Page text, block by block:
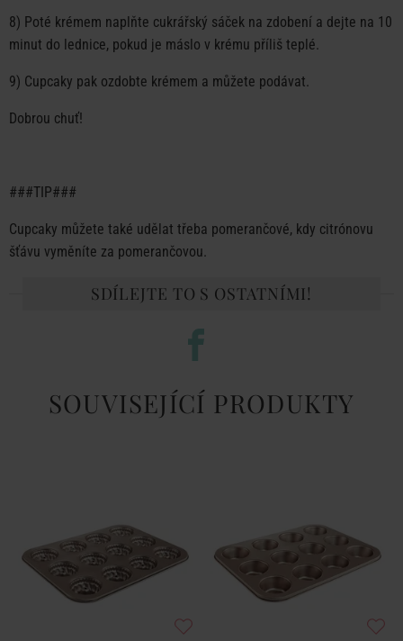
8) Poté krémem naplňte cukrářský sáček na zdobení a dejte na 10
minut do lednice, pokud je máslo v krému příliš teplé.
9) Cupcaky pak ozdobte krémem a můžete podávat.
Dobrou chuť!
###TIP###
Cupcaky můžete také udělat třeba pomerančové, kdy citrónovu
šťávu vyměníte za pomerančovou.
SDÍLEJTE TO S OSTATNÍMI!
SOUVISEJÍCÍ PRODUKTY